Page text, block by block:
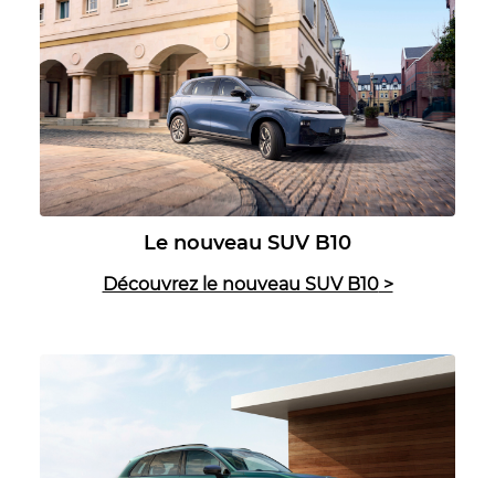
Le nouveau SUV B10
Découvrez le nouveau SUV B10>